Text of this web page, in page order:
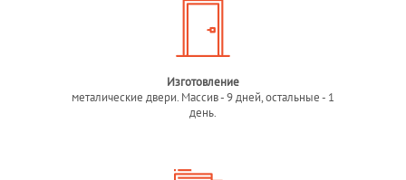
Изготовление
металические двери. Массив - 9 дней, остальные - 1
день.